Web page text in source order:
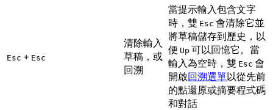
Esc + Esc
清除輸入
草稿，或
回溯
當提示輸入包含文字
時，雙 Esc 會清除它並
將草稿儲存到歷史，以
便 Up 可以回憶它。當
輸入為空時，雙 Esc 會
開啟回溯選單以從先前
的點還原或摘要程式碼
和對話